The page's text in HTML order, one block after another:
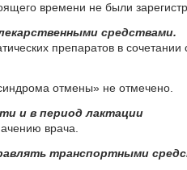
вре­ме­ни не бы­ли
сред­ства­ми.
пре­па­ра­тов в со­че­та­нии
от­ме­ны» не от­ме­че­но.
и в пе­ри­од лак­та­ции
вра­ча.
транс­порт­ны­ми